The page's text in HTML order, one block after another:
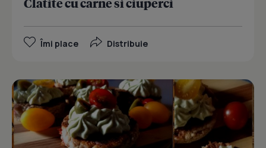
Clatite cu carne si ciuperci
Îmi place Distribuie